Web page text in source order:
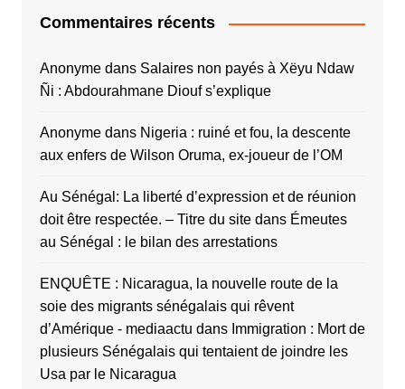
Commentaires récents
Anonymedans Salaires non payés à Xëyu Ndaw
Ñi : Abdourahmane Diouf s’explique
Anonymedans Nigeria : ruiné et fou, la descente
aux enfers de Wilson Oruma, ex-joueur de l’OM
Au Sénégal: La liberté d’expression et de réunion
doit être respectée. – Titre du sitedans Émeutes
au Sénégal : le bilan des arrestations
ENQUÊTE : Nicaragua, la nouvelle route de la
soie des migrants sénégalais qui rêvent
d’Amérique - mediaactu dans Immigration : Mort de
plusieurs Sénégalais qui tentaient de joindre les
Usa par le Nicaragua